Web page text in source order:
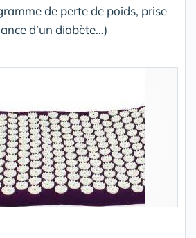
de perte de poids, prise
d’un diabète…)